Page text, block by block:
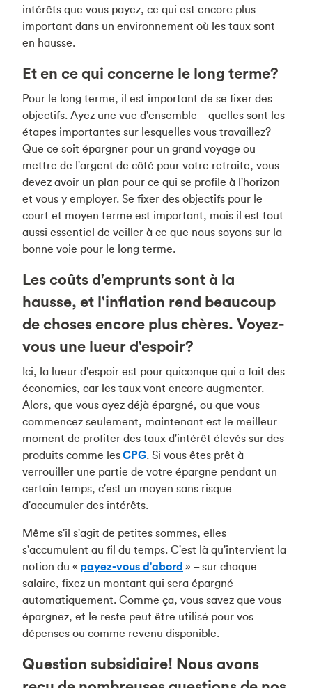
intérêts que vous payez, ce qui est encore plus
important dans un environnement où les taux sont
en hausse.
Et en ce qui concerne le long terme?
Pour le long terme, il est important de se fixer des
objectifs. Ayez une vue d'ensemble – quelles sont les
étapes importantes sur lesquelles vous travaillez?
Que ce soit épargner pour un grand voyage ou
mettre de l'argent de côté pour votre retraite, vous
devez avoir un plan pour ce qui se profile à l'horizon
et vous y employer. Se fixer des objectifs pour le
court et moyen terme est important, mais il est tout
aussi essentiel de veiller à ce que nous soyons sur la
bonne voie pour le long terme.
Les coûts d'emprunts sont à la
hausse, et l'inflation rend beaucoup
de choses encore plus chères. Voyez-
vous une lueur d'espoir?
Ici, la lueur d'espoir est pour quiconque qui a fait des
économies, car les taux vont encore augmenter.
Alors, que vous ayez déjà épargné, ou que vous
commencez seulement, maintenant est le meilleur
moment de profiter des taux d'intérêt élevés sur des
produits comme lesCPG. Si vous êtes prêt à
verrouiller une partie de votre épargne pendant un
certain temps, c'est un moyen sans risque
d'accumuler des intérêts.
Même s'il s'agit de petites sommes, elles
s'accumulent au fil du temps. C'est là qu'intervient la
notion du « payez-vous d'abord » – sur chaque
salaire, fixez un montant qui sera épargné
automatiquement. Comme ça, vous savez que vous
épargnez, et le reste peut être utilisé pour vos
dépenses ou comme revenu disponible.
Question subsidiaire! Nous avons